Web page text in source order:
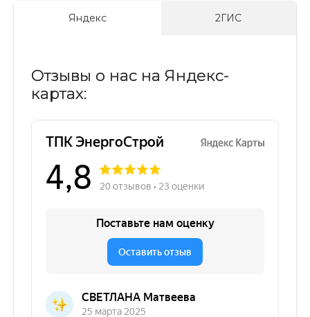
Яндекс 2ГИС
Отзывы о нас на Яндекс-
картах: